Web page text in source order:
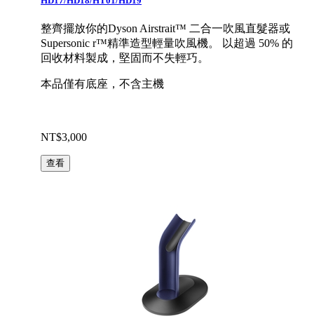
整齊擺放你的Dyson Airstrait™ 二合一吹風直髮器或
Supersonic r™精準造型輕量吹風機。 以超過 50% 的
回收材料製成，堅固而不失輕巧。
本品僅有底座，不含主機
NT$3,000
查看